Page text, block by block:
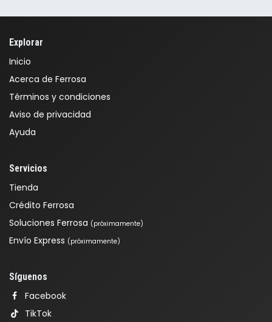
Explorar
Inicio
Acerca de Ferrosa
Términos y condiciones
Aviso de privacidad
Ayuda
Servicios
Tienda
Crédito Ferrosa
Soluciones Ferrosa (próximamente)
Envío Express (próximamente)
Síguenos
Facebook
TikTok